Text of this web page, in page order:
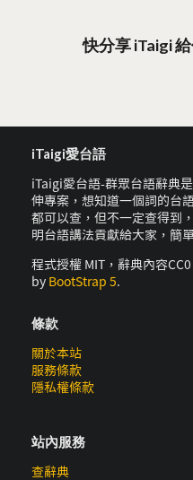
快分享 iTaigi
iTaigi愛台語
iTaigi愛台語-群眾台語辭典是
伸專案，想知道一個詞的台
都可以查，但不一定查得到
明台語講法貢獻給大家，簡
程式授權 MIT，辭典內容
by BootStrap 5.
條款
關於本站
服務條款
隱私權條款
站內服務
查辭典